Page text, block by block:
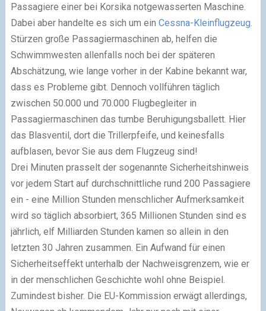
Passagiere einer bei Korsika notgewasserten Maschine.
Dabei aber handelte es sich um ein Cessna-Kleinflugzeug.
Stürzen große Passagiermaschinen ab, helfen die
Schwimmwesten allenfalls noch bei der späteren
Abschätzung, wie lange vorher in der Kabine bekannt war,
dass es Probleme gibt. Dennoch vollführen täglich
zwischen 50.000 und 70.000 Flugbegleiter in
Passagiermaschinen das tumbe Beruhigungsballett. Hier
das Blasventil, dort die Trillerpfeife, und keinesfalls
aufblasen, bevor Sie aus dem Flugzeug sind!
Drei Minuten prasselt der sogenannte Sicherheitshinweis
vor jedem Start auf durchschnittliche rund 200 Passagiere
ein - eine Million Stunden menschlicher Aufmerksamkeit
wird so täglich absorbiert, 365 Millionen Stunden sind es
jährlich, elf Milliarden Stunden kamen so allein in den
letzten 30 Jahren zusammen. Ein Aufwand für einen
Sicherheitseffekt unterhalb der Nachweisgrenzem, wie er
in der menschlichen Geschichte wohl ohne Beispiel.
Zumindest bisher. Die EU-Kommission erwägt allerdings,